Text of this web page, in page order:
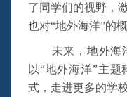
了同学们的视野，
也对“地外海洋”的
未来，地外海
以“地外海洋”主题
式， 走进更多的学